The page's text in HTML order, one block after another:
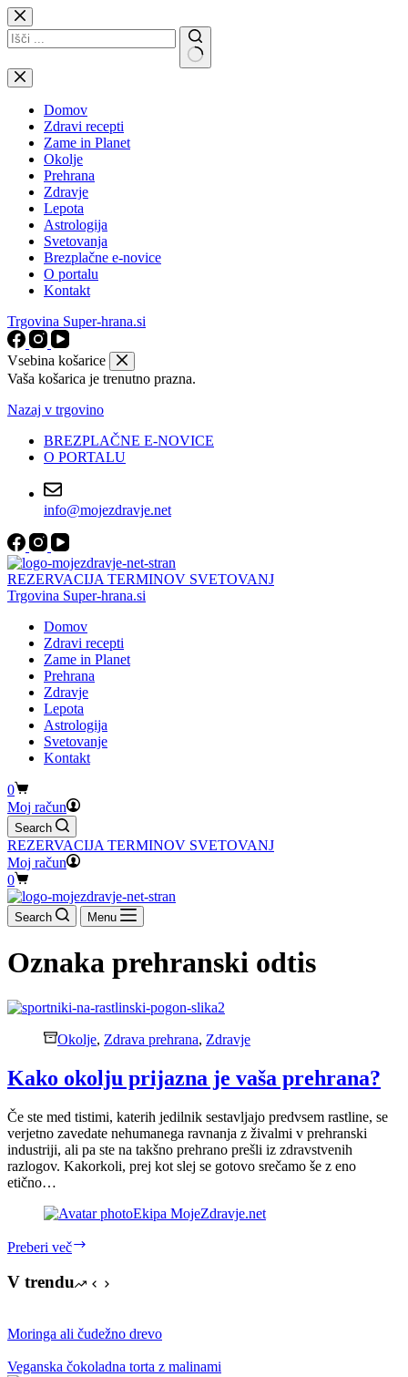
Skip
to
content
No
results
Domov
Zdravi recepti
Zame in Planet
Okolje
Prehrana
Zdravje
Lepota
Astrologija
Svetovanja
Brezplačne e-novice
O portalu
Kontakt
Trgovina Super-hrana.si
Vsebina košarice
Vaša košarica je trenutno prazna.
Nazaj v trgovino
BREZPLAČNE E-NOVICE
O PORTALU
info@mojezdravje.net
REZERVACIJA TERMINOV SVETOVANJ
Trgovina Super-hrana.si
Domov
Zdravi recepti
Zame in Planet
Prehrana
Zdravje
Lepota
Astrologija
Svetovanje
Kontakt
Shopping
cart
0
Moj račun
Search
REZERVACIJA TERMINOV SVETOVANJ
Moj račun
Shopping
cart
0
Search Menu
Oznaka prehranski odtis
Okolje, Zdrava prehrana, Zdravje
Kako okolju prijazna je vaša prehrana?
Če ste med tistimi, katerih jedilnik sestavljajo predvsem rastline, se
verjetno zavedate nehumanega ravnanja z živalmi v prehranski
industriji, ali pa ste na takšno prehrano prešli iz zdravstvenih
razlogov. Kakorkoli, prej kot slej se gotovo srečamo še z eno
etično…
Ekipa MojeZdravje.net
Preberi več
je
prehrana?
V trendu
Moringa ali čudežno drevo
Veganska čokoladna torta z malinami